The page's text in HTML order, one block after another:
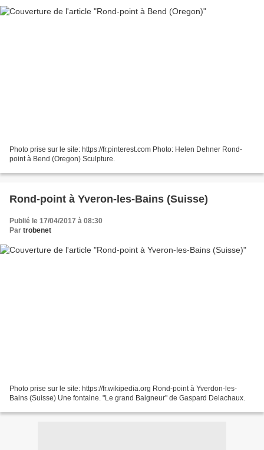
Photo prise sur le site: https://fr.pinterest.com Photo: Helen Dehner Rond-
point à Bend (Oregon) Sculpture.
Rond-point à Yveron-les-Bains (Suisse)
Publié le 17/04/2017 à 08:30
Par trobenet
Photo prise sur le site: https://fr.wikipedia.org Rond-point à Yverdon-les-
Bains (Suisse) Une fontaine. "Le grand Baigneur" de Gaspard Delachaux.